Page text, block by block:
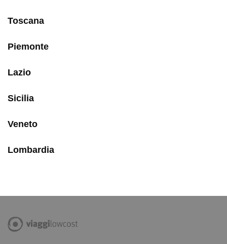
Toscana
Piemonte
Lazio
Sicilia
Veneto
Lombardia